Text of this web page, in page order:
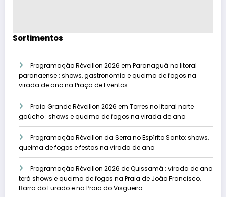
Sortimentos
Programação Réveillon 2026 em Paranaguá no litoral
paranaense : shows, gastronomia e queima de fogos na
virada de ano na Praça de Eventos
Praia Grande Réveillon 2026 em Torres no litoral norte
gaúcho : shows e queima de fogos na virada de ano
Programação Réveillon da Serra no Espírito Santo: shows,
queima de fogos e festas na virada de ano
Programação Réveillon 2026 de Quissamã : virada de ano
terá shows e queima de fogos na Praia de João Francisco,
Barra do Furado e na Praia do Visgueiro